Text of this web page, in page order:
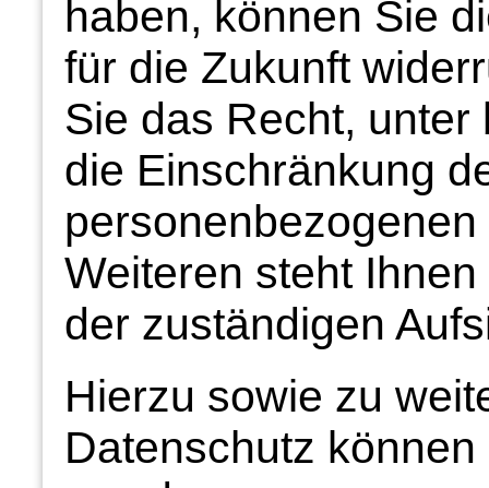
haben, können Sie
für die Zukunft
Sie das Recht,
die Einschränkung
Weiteren steht
der zuständigen
Hierzu sowie zu
Datenschutz